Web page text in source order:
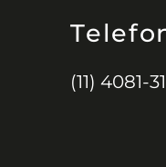
(11) 4081-